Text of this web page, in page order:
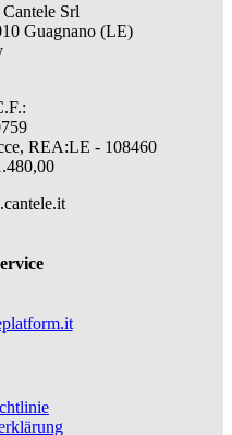
Cantele Srl
Guagnano (LE)
REA:LE - 108460